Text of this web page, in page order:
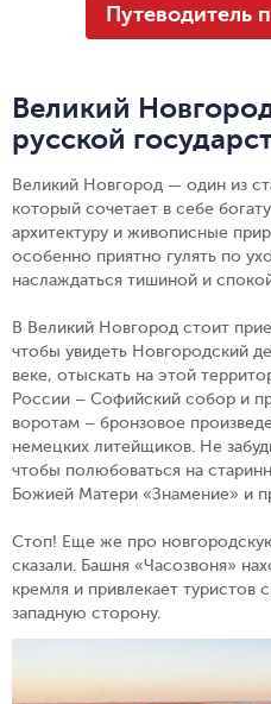
Путеводитель
Великий
русской
Великий Новгород — один из
который сочетает в себе
архитектуру и живописные
особенно приятно гулять по
наслаждаться тишиной и
В Великий Новгород стоит
чтобы увидеть Новгородский
веке, отыскать на этой
России – Софийский собор и
воротам – бронзовое
немецких литейщиков. Не
чтобы полюбоваться на
Божией Матери «Знамение» и
Стоп! Еще же про
сказали. Башня «Часозвоня»
кремля и привлекает туристов
западную сторону.